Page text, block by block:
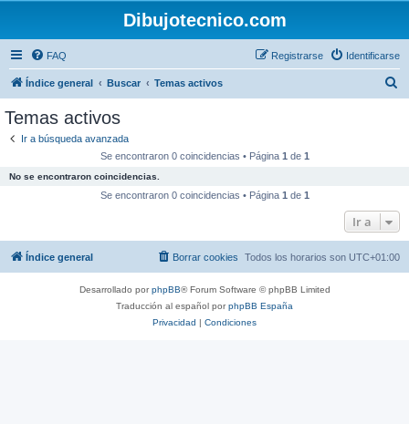
Dibujotecnico.com
FAQ Identificarse
Registrarse
Índice general Buscar Temas activos
Temas activos
Ir a búsqueda avanzada
Se encontraron 0 coincidencias • Página 1 de 1
No se encontraron coincidencias.
Se encontraron 0 coincidencias • Página 1 de 1
Ir a
Índice general Todos los horarios son UTC+01:00
Borrar cookies
Desarrollado porphpBB® Forum Software © phpBB Limited
Traducción al español porphpBB España
Privacidad | Condiciones